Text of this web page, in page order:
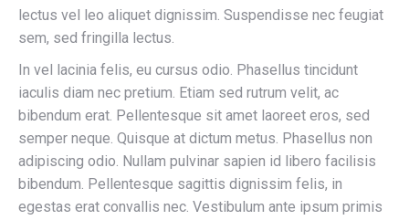
lectus vel leo aliquet dignissim. Suspendisse nec feugiat
sem, sed fringilla lectus.
In vel lacinia felis, eu cursus odio. Phasellus tincidunt
iaculis diam nec pretium. Etiam sed rutrum velit, ac
bibendum erat. Pellentesque sit amet laoreet eros, sed
semper neque. Quisque at dictum metus. Phasellus non
adipiscing odio. Nullam pulvinar sapien id libero facilisis
bibendum. Pellentesque sagittis dignissim felis, in
egestas erat convallis nec. Vestibulum ante ipsum primis